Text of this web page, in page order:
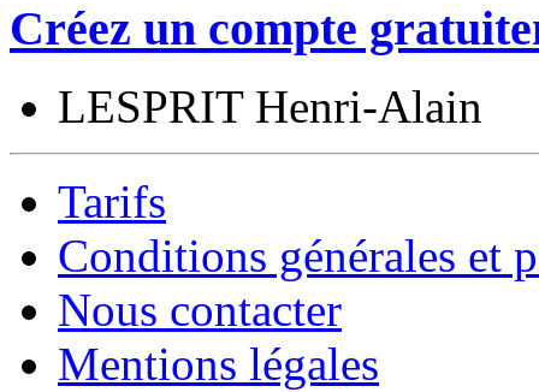
Créez un compte
LESPRIT Henri-Alain
Tarifs
Conditions générales et
Nous contacter
Mentions légales